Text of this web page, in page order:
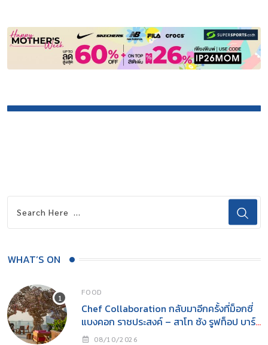
WHAT’S ON
FOOD
Chef Collaboration กลับมาอีกครั้งที่ม็อกซี่
แบงคอก ราชประสงค์ – สาโท ซัง รูฟท็อป บาร์
x ทาคุมิ สองเชฟ หนึ่งรูฟท็อป หนึ่งเดือนแห่ง
08/10/2026